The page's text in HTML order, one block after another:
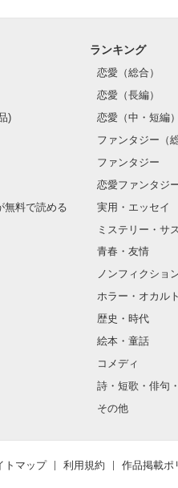
“国民的トップ
その華やかな
※本作品には
救命・外傷
❥・・
佐野 陽貴（さ
国民的人気
その絶対的セ
「俺以外の男
甘くて、重く
ドラマの大ヒ
俳優としても
❥・・
それでも二人
——そう、思
紗凪の大阪派
一ノ瀬　紗凪
27歳　ICU勤
「顔赤いです
国外問わずフ
28歳　black
「僕はいつで
甘々王子様
と思いきや
「お前さぁ俺
お仕置きが必
腹黒王子？！
)
無料で読める
ランキング
恋愛（総合）
恋愛（長編）
恋愛（中・短編）
ファンタジー（
ファンタジー
恋愛ファンタジ
実用・エッセイ
ミステリー・サ
青春・友情
ノンフィクショ
ホラー・オカルト
歴史・時代
絵本・童話
コメディ
詩・短歌・俳句
その他
トマップ 利用規約 作品掲載ポ